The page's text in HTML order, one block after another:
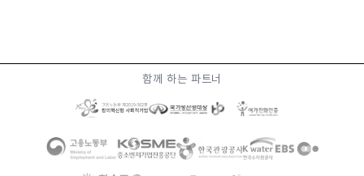
함께 하는 파트너